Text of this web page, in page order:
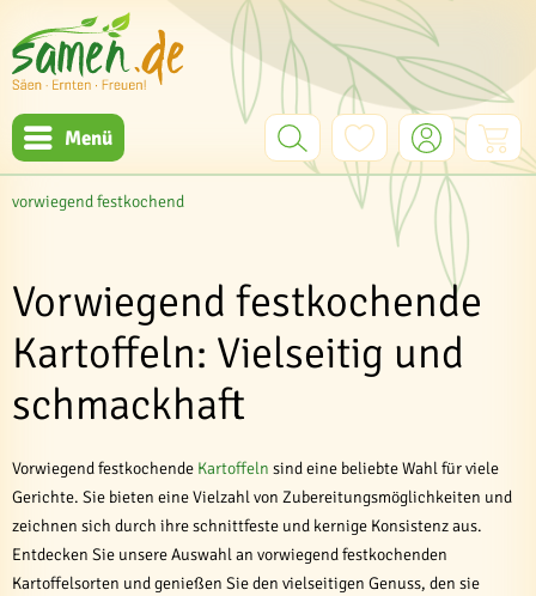
Menü
vorwiegend festkochend
Vorwiegend festkochende
Kartoffeln: Vielseitig und
schmackhaft
Vorwiegend festkochende Kartoffeln sind eine beliebte Wahl für viele
Gerichte. Sie bieten eine Vielzahl von Zubereitungsmöglichkeiten und
zeichnen sich durch ihre schnittfeste und kernige Konsistenz aus.
Entdecken Sie unsere Auswahl an vorwiegend festkochenden
Kartoffelsorten und genießen Sie den vielseitigen Genuss, den sie